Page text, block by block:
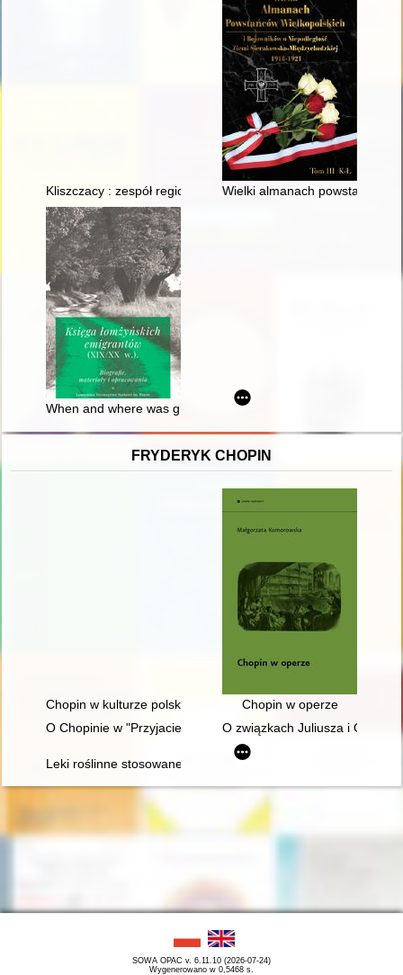
Kliszczacy : zespół regionalny z TokarniWielki almanach powstańców
When and where was grandmother Stella Lipska Kuhn born?
FRYDERYK CHOPIN
Chopin w kulturze polskiej
Chopin w operze
O Chopinie w "Przyjacielu Ludu" (1836)O związkach Juliusza i Oskara
Leki roślinne stosowane w leczeniu Fryderyka Chopina
SOWA OPAC v. 6.11.10 (2026-07-24)
Wygenerowano w 0,5468 s.